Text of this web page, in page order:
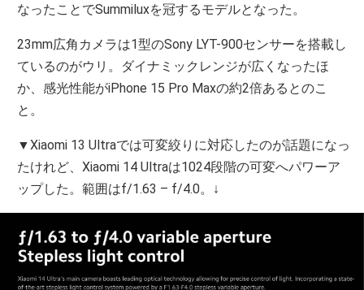
なったことでSummiluxを冠するモデルとなった。
23mm広角カメラは1型のSony LYT-900センサーを搭載し
ているのがウリ。ダイナミックレンジが広くなったほ
か、感光性能がiPhone 15 Pro Maxの約2倍あるとのこ
と。
▼Xiaomi 13 Ultraでは可変絞りに対応したのが話題になっ
たけれど、Xiaomi 14 Ultraは1024段階の可変へパワーア
ップした。範囲はf/1.63 – f/4.0。↓